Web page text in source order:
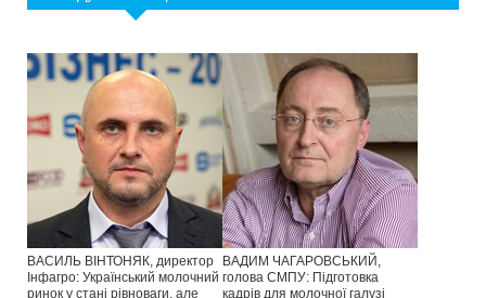
ВАСИЛЬ ВІНТОНЯК, директор
Інфагро: Український молочний
ринок у стані рівноваги, але
ВАДИМ ЧАГАРОВСЬКИЙ,
голова СМПУ: Підготовка
кадрів для молочної галузі